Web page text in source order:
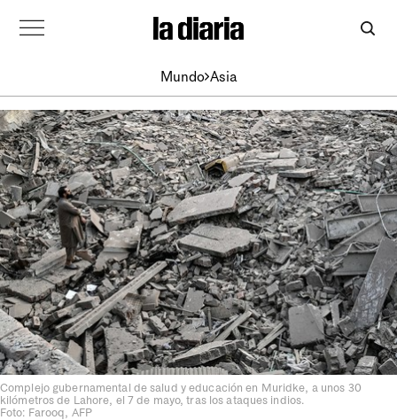
Mundo Asia
Complejo gubernamental de salud y educación en Muridke, a unos 30
kilómetros de Lahore, el 7 de mayo, tras los ataques indios.
Foto: Farooq, AFP